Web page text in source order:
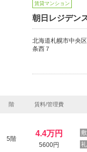
賃貸マンション
朝日レジデン
北海道札幌市中央
条西７
階 賃料/管理費
5階
4.4万円
5600円